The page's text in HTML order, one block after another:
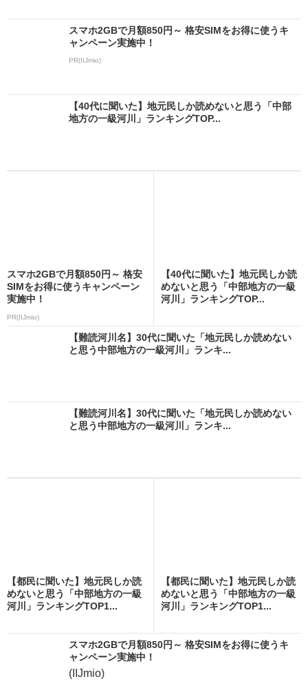
スマホ2GBで月額850円～ 格安SIMをお得に使うキ
ャンペーン実施中！
PR(IIJmio)
【40代に聞いた】地元民しか読めないと思う「中部
地方の一級河川」ランキングTOP...
スマホ2GBで月額850円～ 格安
SIMをお得に使うキャンペーン
実施中！
PR(IIJmio)
【40代に聞いた】地元民しか読
めないと思う「中部地方の一級
河川」ランキングTOP...
【難読河川名】30代に聞いた「地元民しか読めない
と思う中部地方の一級河川」ランキ...
【難読河川名】30代に聞いた「地元民しか読めない
と思う中部地方の一級河川」ランキ...
【都民に聞いた】地元民しか読
めないと思う「中部地方の一級
河川」ランキングTOP1...
【都民に聞いた】地元民しか読
めないと思う「中部地方の一級
河川」ランキングTOP1...
スマホ2GBで月額850円～ 格安SIMをお得に使うキ
ャンペーン実施中！
(IIJmio)